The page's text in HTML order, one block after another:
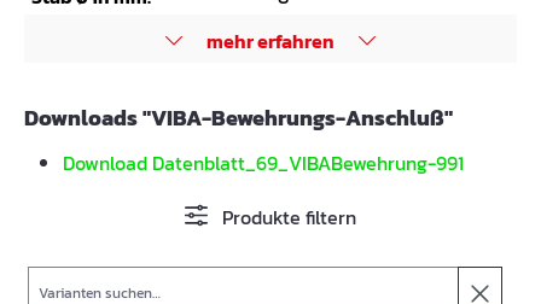
mehr erfahren
Downloads "VIBA-Bewehrungs-Anschluß"
Download Datenblatt_69_VIBABewehrung-991
Produkte filtern